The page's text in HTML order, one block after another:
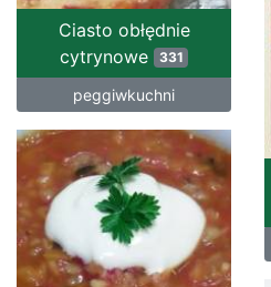
Ciasto obłędnie
cytrynowe
331
peggiwkuchni